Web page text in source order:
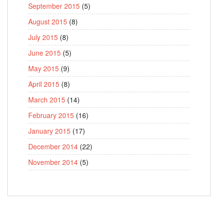
September 2015 (5)
August 2015 (8)
July 2015 (8)
June 2015 (5)
May 2015 (9)
April 2015 (8)
March 2015 (14)
February 2015 (16)
January 2015 (17)
December 2014 (22)
November 2014 (5)